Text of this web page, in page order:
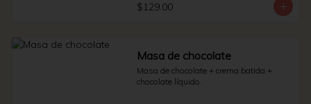
$129.00
Masa de chocolate
Masa de chocolate + crema batida +
chocolate líquido.